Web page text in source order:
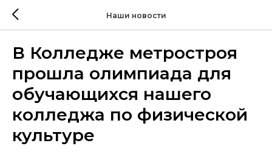
Наши новости
В Колледже метростроя
прошла олимпиада для
обучающихся нашего
колледжа по физической
культуре